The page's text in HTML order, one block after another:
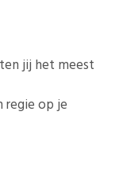
jij het meest
regie op je